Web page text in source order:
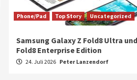
Phone/Pad Top Story Uncategorized
Samsung Galaxy Z Fold8 Ultra und
Fold8 Enterprise Edition
24. Juli 2026 Peter Lanzendorf